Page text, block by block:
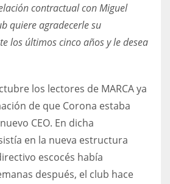
contractual con Miguel
quiere agradecerle su
los últimos cinco años y le desea
los lectores de MARCA ya
de que Corona estaba
CEO. En dicha
en la nueva estructura
escocés había
después, el club hace